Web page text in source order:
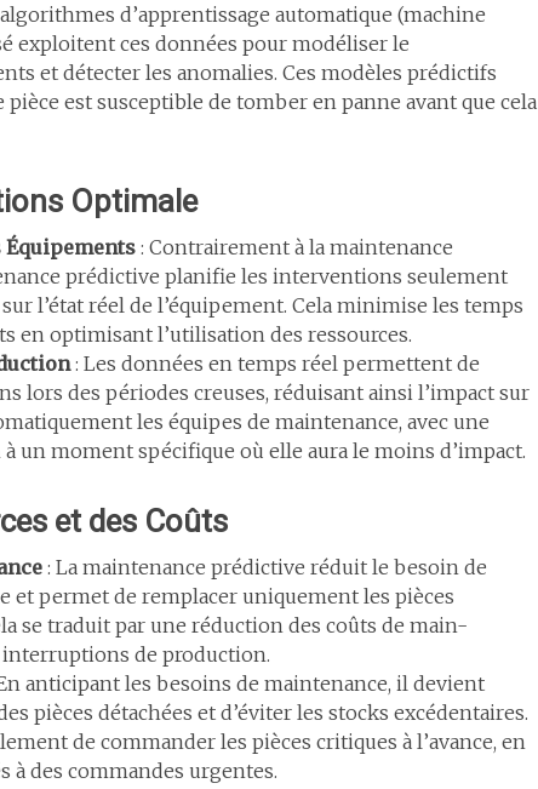
d’apprentissage automatique (machine
exploitent ces données pour modéliser le
et détecter les anomalies. Ces modèles prédictifs
est susceptible de tomber en panne avant que cela
Optimale
Équipements : Contrairement à la maintenance
prédictive planifie les interventions seulement
l’état réel de l’équipement. Cela minimise les temps
en optimisant l’utilisation des ressources.
: Les données en temps réel permettent de
lors des périodes creuses, réduisant ainsi l’impact sur
les équipes de maintenance, avec une
un moment spécifique où elle aura le moins d’impact.
et des Coûts
: La maintenance prédictive réduit le besoin de
et permet de remplacer uniquement les pièces
se traduit par une réduction des coûts de main-
interruptions de production.
anticipant les besoins de maintenance, il devient
pièces détachées et d’éviter les stocks excédentaires.
de commander les pièces critiques à l’avance, en
à des commandes urgentes.